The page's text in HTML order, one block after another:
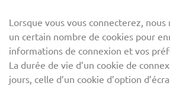
Lorsque vous vous connecterez,
un certain nombre de cookies pour
informations de connexion et vos
La durée de vie d’un cookie de
jours, celle d’un cookie d’option